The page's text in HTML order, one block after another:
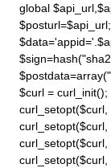
global
    $posturl=$api_url;
    $curl = curl_init();